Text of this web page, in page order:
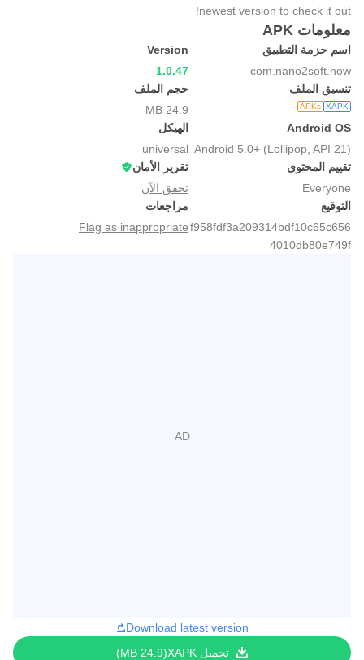
newest version to check it out!
معلومات APK
اسم حزمة التطبيق
com.nano2soft.now
Version
1.0.47
تنسيق الملف
XAPK
APKs
حجم الملف
24.9 MB
Android OS
Android 5.0+ (Lollipop, API 21)
الهيكل
universal
تقييم المحتوى
Everyone
تقرير الأمان
تحقق الآن
التوقيع
f958fdf3a209314bdf10c65c656
4010db80e749f
مراجعات
Flag as inappropriate
Download latest version
تحميل XAPK
24.9 MB